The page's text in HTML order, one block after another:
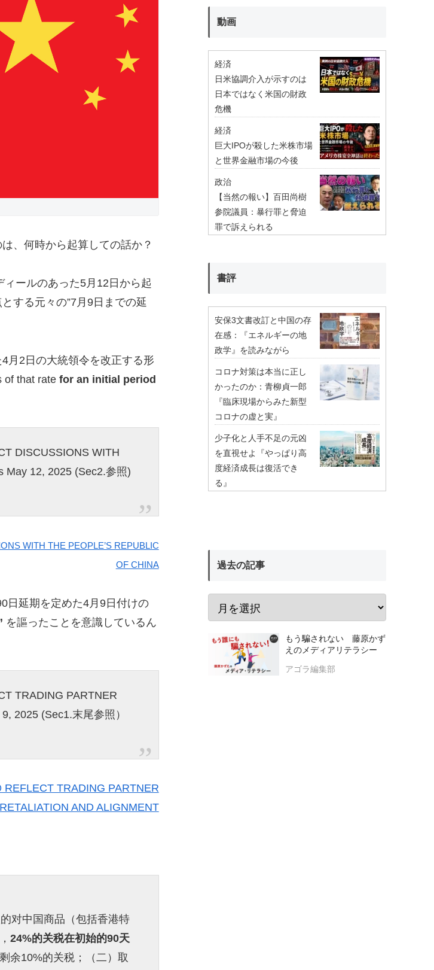
、何時から起算しての話か？
ールのあった5月12日から起
する元々の”7月9日までの延
月2日の大統領令を改正する形
of that rate for an initial period
DISCUSSIONS WITH
May 12, 2025 (Sec2.参照)
WITH THE PEOPLE’S REPUBLIC
OF CHINA
日延期を定めた4月9日付けの
を謳ったことを意識しているん
TRADING PARTNER
2025 (Sec1.末尾参照）
TRADING PARTNER
RETALIATION AND ALIGNMENT
对中国商品（包括香港特
24%的关税在初始的90天
余10%的关税；（二）取
動画
経済
日米協調介入が示すのは
日本ではなく米国の財政
危機
経済
巨大IPOが殺した米株市場
と世界金融市場の今後
政治
【当然の報い】百田尚樹
参院議員：暴行罪と脅迫
罪で訴えられる
書評
安保3文書改訂と中国の存
在感：『エネルギーの地
政学』を読みながら
コロナ対策は本当に正し
かったのか：青柳貞一郎
『臨床現場からみた新型
コロナの虚と実』
少子化と人手不足の元凶
を直視せよ『やっぱり高
度経済成長は復活でき
る』
過去の記事
もう騙されない 藤原かず
えのメディアリテラシー
アゴラ編集部